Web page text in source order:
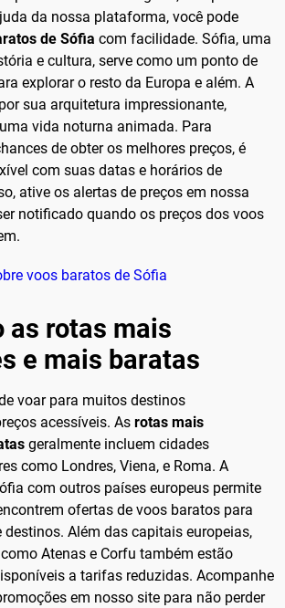
da nossa plataforma, você pode
de Sófia com facilidade. Sófia, uma
e cultura, serve como um ponto de
explorar o resto da Europa e além. A
sua arquitetura impressionante,
vida noturna animada. Para
de obter os melhores preços, é
com suas datas e horários de
ative os alertas de preços em nossa
notificado quando os preços dos voos
voos baratos de Sófia
as rotas mais
e mais baratas
voar para muitos destinos
acessíveis. As rotas mais
geralmente incluem cidades
como Londres, Viena, e Roma. A
com outros países europeus permite
ofertas de voos baratos para
destinos. Além das capitais europeias,
Atenas e Corfu também estão
a tarifas reduzidas. Acompanhe
em nosso site para não perder